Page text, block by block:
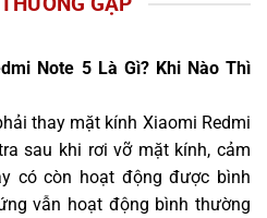
Note 5 Là Gì? Khi Nào Thì
thay mặt kính Xiaomi Redmi
sau khi rơi vỡ mặt kính, cảm
có còn hoạt động được bình
vẫn hoạt động bình thường